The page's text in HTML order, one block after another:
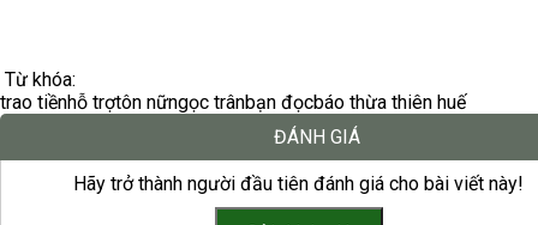
Từ khóa:
trao tiềnhỗ trợtôn nữngọc trânbạn đọcbáo thừa thiên huế
ĐÁNH GIÁ
Hãy trở thành người đầu tiên đánh giá cho bài viết này!